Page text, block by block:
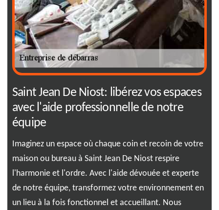
Saint Jean De Niost: libérez vos espaces
avec l'aide professionnelle de notre
équipe
Imaginez un espace où chaque coin et recoin de votre
maison ou bureau à Saint Jean De Niost respire
l'harmonie et l'ordre. Avec l'aide dévouée et experte
de notre équipe, transformez votre environnement en
un lieu à la fois fonctionnel et accueillant. Nous